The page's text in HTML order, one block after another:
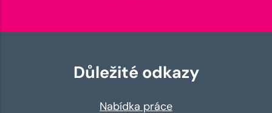
Důležité odkazy
Nabídka práce